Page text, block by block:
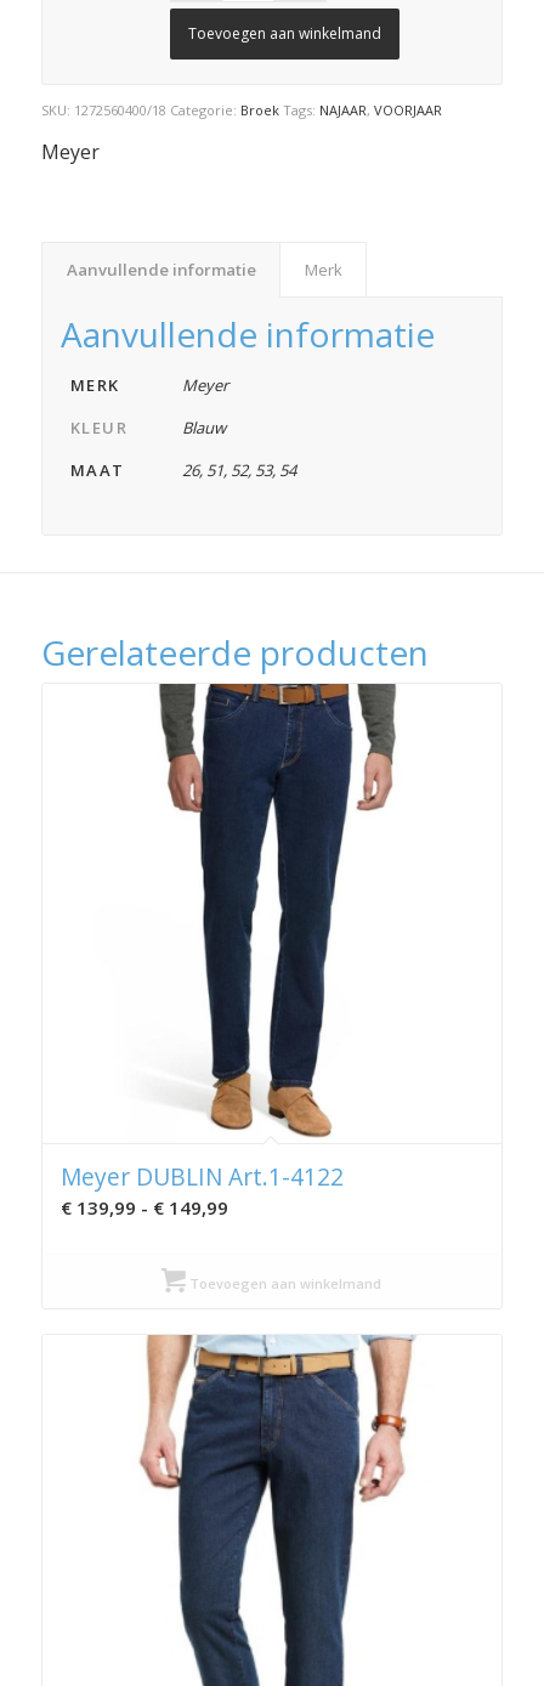
Toevoegen aan winkelmand
SKU: 1272560400/18 Categorie: Broek Tags: NAJAAR, VOORJAAR
Meyer
Aanvullende informatie Merk
Aanvullende informatie
MERK
Meyer
KLEUR
Blauw
MAAT
26, 51, 52, 53, 54
Gerelateerde producten
Meyer DUBLIN Art.1-4122
€139,99 - €149,99Prijsklasse:
€ 149,99
Toevoegen aan winkelmand